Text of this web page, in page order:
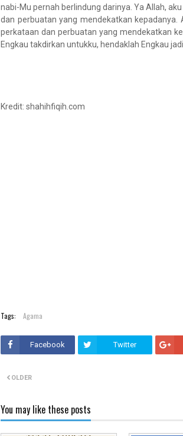
nabi-Mu pernah berlindung darinya. Ya Allah,
dan perbuatan yang mendekatkan
perkataan dan perbuatan yang mendekatkan
Engkau takdirkan untukku, hendaklah Engkau
Kredit: shahihfiqih.com
Tags: Agama
Facebook Twitter
OLDER
You may like these posts